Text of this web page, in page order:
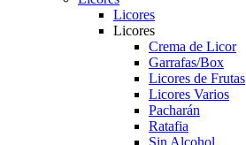
Licores
Licores
Crema de Licor
Garrafas/Box
Licores de Frutas
Licores Varios
Pacharán
Ratafia
Sin Alcohol